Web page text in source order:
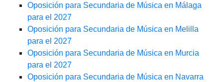
Oposición para Secundaria de Música en Málaga
para el 2027
Oposición para Secundaria de Música en Melilla
para el 2027
Oposición para Secundaria de Música en Murcia
para el 2027
Oposición para Secundaria de Música en Navarra